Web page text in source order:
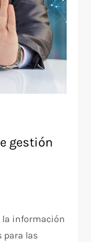
gestión
la información
para las